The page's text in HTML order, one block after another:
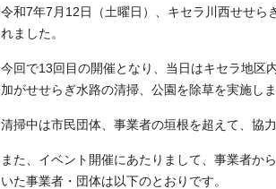
令和7年7月12日（土曜日）、キセラ川西せせら
れました。
今回で13回目の開催となり、当日はキセラ地区
加がせせらぎ水路の清掃、公園を除草を実施しま
清掃中は市民団体、事業者の垣根を超えて、協
また、イベント開催にあたりまして、事業者か
いた事業者・団体は以下のとおりです。